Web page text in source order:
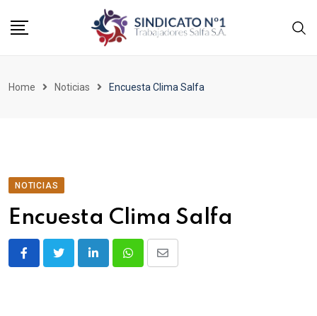
Home Noticias Encuesta Clima Salfa
NOTICIAS
Encuesta Clima Salfa